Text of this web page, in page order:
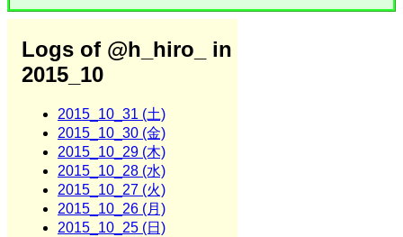
Logs of @h_hiro_ in
2015_10
2015_10_31 (土)
2015_10_30 (金)
2015_10_29 (木)
2015_10_28 (水)
2015_10_27 (火)
2015_10_26 (月)
2015_10_25 (日)